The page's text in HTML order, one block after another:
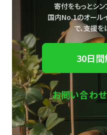
寄付をもっとシン
国内No.1のオール
で、支援を
30日間
お問い合わ